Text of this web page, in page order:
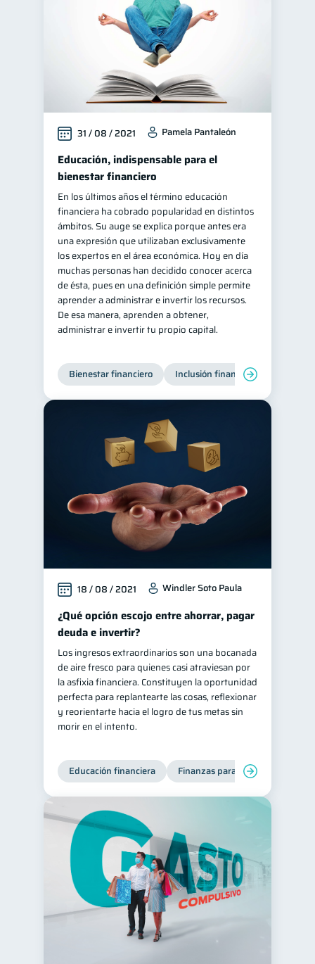
31 / 08 / 2021 Pamela Pantaleón
Educación, indispensable para el
bienestar financiero
En los últimos años el término educación
financiera ha cobrado popularidad en distintos
ámbitos. Su auge se explica porque antes era
una expresión que utilizaban exclusivamente
los expertos en el área económica. Hoy en día
muchas personas han decidido conocer acerca
de ésta, pues en una definición simple permite
aprender a administrar e invertir los recursos.
De esa manera, aprenden a obtener,
administrar e invertir tu propio capital.
Bienestar financiero Inclusión financiera
18 / 08 / 2021 Windler Soto Paula
¿Qué opción escojo entre ahorrar, pagar
deuda e invertir?
Los ingresos extraordinarios son una bocanada
de aire fresco para quienes casi atraviesan por
la asfixia financiera. Constituyen la oportunidad
perfecta para replantearte las cosas, reflexionar
y reorientarte hacia el logro de tus metas sin
morir en el intento.
Educación financiera Finanzas para jóvenes